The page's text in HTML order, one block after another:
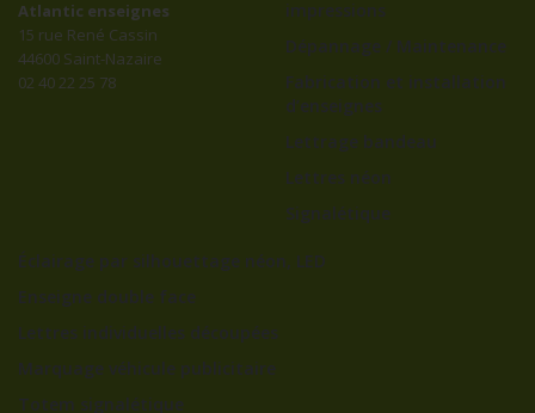
Atlantic enseignes
15 rue René Cassin
44600 Saint-Nazaire
02 40 22 25 78
impressions
Dépannage / Maintenance
Fabrication et installation
d’enseignes
Lettrage bandeau
Lettres néon
Signalétique
Éclairage par silhouettage néon, LED
Enseigne double face
Lettres individuelles découpées
Marquage véhicule publicitaire
Totem signalétique